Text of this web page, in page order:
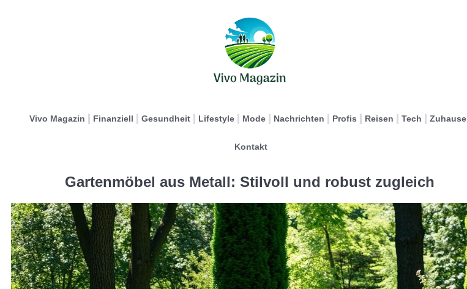
Vivo Magazin Finanziell Gesundheit Lifestyle Mode Nachrichten Profis Reisen Tech Zuhause
Kontakt
Gartenmöbel aus Metall: Stilvoll und robust zugleich